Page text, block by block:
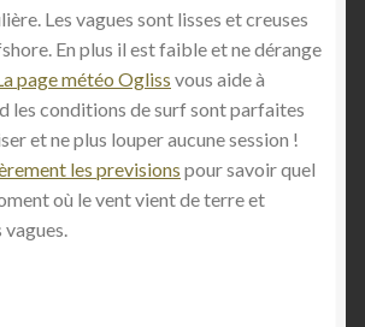
Les vagues sont lisses et creuses
En plus il est faible et ne dérange
a page météo Ogliss vous aide à
les conditions de surf sont parfaites
et ne plus louper aucune session !
les previsions pour savoir quel
où le vent vient de terre et
vagues.